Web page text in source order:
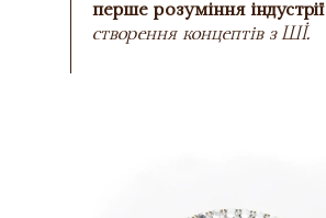
перше розуміння індустрії
створення концептів з ШІ.